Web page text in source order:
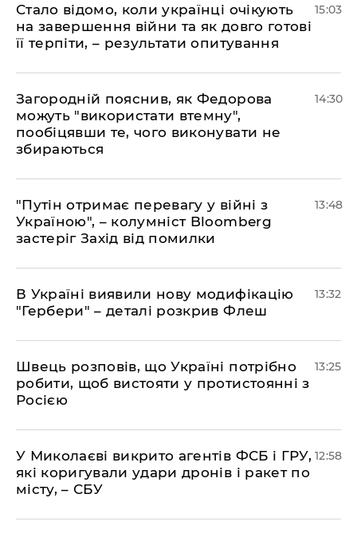
Стало відомо, коли українці очікують
на завершення війни та як довго готові
її терпіти, – результати опитування
15:03
Загородній пояснив, як Федорова
можуть "використати втемну",
пообіцявши те, чого виконувати не
збираються
14:30
"Путін отримає перевагу у війні з
Україною", – колумніст Bloomberg
застеріг Захід від помилки
13:48
В Україні виявили нову модифікацію
"Гербери" – деталі розкрив Флеш
13:32
Швець розповів, що Україні потрібно
робити, щоб вистояти у протистоянні з
Росією
13:25
У Миколаєві викрито агентів ФСБ і ГРУ,
які коригували удари дронів і ракет по
місту, – СБУ
12:58